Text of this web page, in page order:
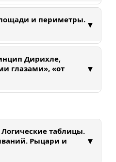
помогающие
с теорией графов и
и периметры. ▾
Научимся вычислять
различных
задачи на
Дирихле,
глазами», «от
▾
математических
Дирихле, доказательство
таблицы.
Рыцари и
▾